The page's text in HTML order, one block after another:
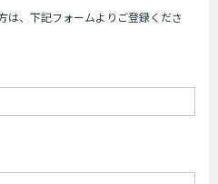
Suite｜Gravio – 画像認識
・デジタルツイン領域のAI開発
は、下記フォームよりご登録くださ